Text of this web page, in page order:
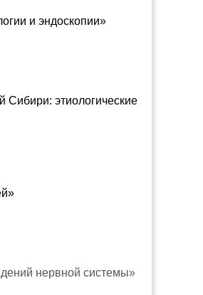
и эндоскопии»
Сибири: этиологические
нервной системы»